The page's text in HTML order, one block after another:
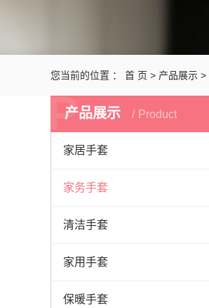
您当前的位置 ： 首 页 > 产品展示 >
产品展示 Product
P
家居手套
家务手套
清洁手套
家用手套
保暖手套